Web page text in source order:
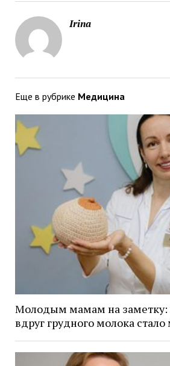
Irina
Еще в рубрике Медицина
Молодым мамам на заметку:
вдруг грудного молока